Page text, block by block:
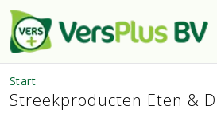
Start
Streekproducten Eten &